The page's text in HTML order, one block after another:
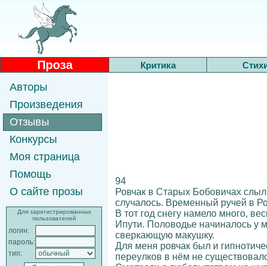
Проза Критика
Авторы
Произведения
Отзывы
Конкурсы
Моя страница
Помощь
О сайте прозы
Для зарегистрированных
пользователей
логин:
пароль:
тип:
94
Ровчак в Старых Бобовичах
случалось. Временный ручей в
В тот год снегу намело много,
Ипути. Половодье начиналось у
сверкающую макушку.
Для меня ровчак был и
переулков в нём не